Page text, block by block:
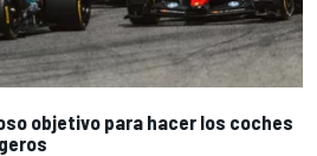
objetivo para hacer los coches